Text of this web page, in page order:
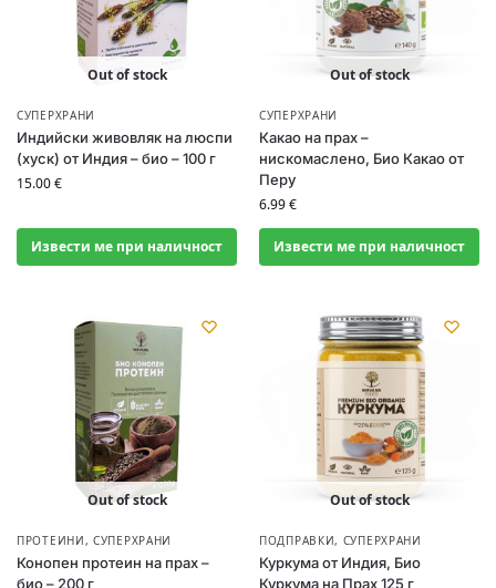
Out of stock
СУПЕРХРАНИ
Индийски живовляк на люспи
(хуск) от Индия – био – 100 г
15.00€
Извести ме при наличност
Out of stock
СУПЕРХРАНИ
Какао на прах –
нискомаслено, Био Какао от
Перу
6.99€
Извести ме при наличност
Out of stock
ПРОТЕИНИ,СУПЕРХРАНИ
Конопен протеин на прах –
био – 200 г
Out of stock
ПОДПРАВКИ, СУПЕРХРАНИ
Куркума от Индия, Био
Куркума на Прах 125 г